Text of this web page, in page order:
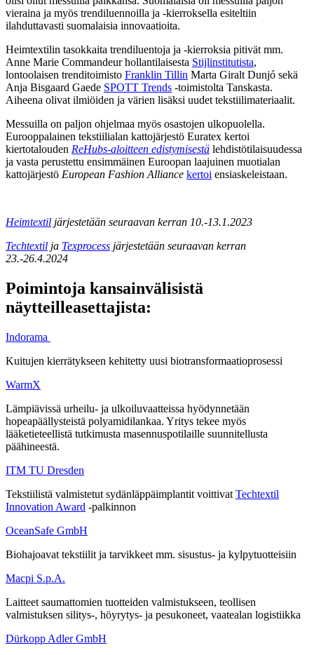
vieraina ja myös trendiluennoilla ja -kierroksella esiteltiin
ilahduttavasti suomalaisia innovaatioita.
Heimtextilin tasokkaita trendiluentoja ja -kierroksia pitivät mm.
Anne Marie Commandeur hollantilaisesta Stijlinstitutista,
lontoolaisen trenditoimisto Franklin Tillin Marta Giralt Dunjó sekä
Anja Bisgaard Gaede SPOTT Trends -toimistolta Tanskasta.
Aiheena olivat ilmiöiden ja värien lisäksi uudet tekstiilimateriaalit.
Messuilla on paljon ohjelmaa myös osastojen ulkopuolella.
Eurooppalainen tekstiilialan kattojärjestö Euratex kertoi
kiertotalouden ReHubs-aloitteen edistymisestä lehdistötilaisuudessa
ja vasta perustettu ensimmäinen Euroopan laajuinen muotialan
kattojärjestö European Fashion Alliance kertoi ensiaskeleistaan.
Heimtextil järjestetään seuraavan kerran 10.-13.1.2023
Techtextil ja Texprocess järjestetään seuraavan kerran
23.-26.4.2024
Poimintoja kansainvälisistä
näytteilleasettajista:
Indorama
Kuitujen kierrätykseen kehitetty uusi biotransformaatioprosessi
WarmX
Lämpiävissä urheilu- ja ulkoiluvaatteissa hyödynnetään
hopeapäällysteistä polyamidilankaa. Yritys tekee myös
lääketieteellistä tutkimusta masennuspotilaille suunnitellusta
päähineestä.
ITM TU Dresden
Tekstiilistä valmistetut sydänläppäimplantit voittivat Techtextil
Innovation Award -palkinnon
OceanSafe GmbH
Biohajoavat tekstiilit ja tarvikkeet mm. sisustus- ja kylpytuotteisiin
Macpi S.p.A.
Laitteet saumattomien tuotteiden valmistukseen, teollisen
valmistuksen silitys-, höyrytys- ja pesukoneet, vaatealan logistiikka
Dürkopp Adler GmbH